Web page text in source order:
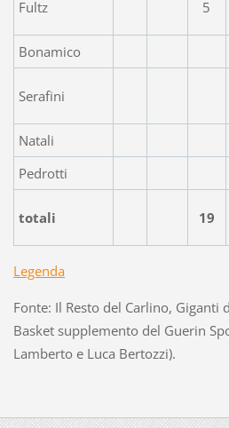
Fultz 5
Bonamico
Serafini
Natali
Pedrotti
totali 19
Legenda
Fonte: Il Resto del Carlino, Giganti
Basket supplemento del Guerin
Lamberto e Luca Bertozzi).